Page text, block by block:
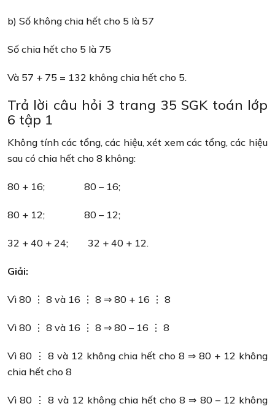
b) Số không chia hết cho 5 là 57
Số chia hết cho 5 là 75
Và 57 + 75 = 132 không chia hết cho 5.
Trả lời câu hỏi 3 trang 35 SGK toán lớp
6 tập 1
Không tính các tổng, các hiệu, xét xem các tổng, các hiệu
sau có chia hết cho 8 không:
80 + 16; 80 – 16;
80 + 12; 80 – 12;
32 + 40 + 24; 32 + 40 + 12.
Giải:
Vì 80 ⋮ 8 và 16 ⋮ 8 ⇒ 80 + 16 ⋮ 8
Vì 80 ⋮ 8 và 16 ⋮ 8 ⇒ 80 – 16 ⋮ 8
Vì 80 ⋮ 8 và 12 không chia hết cho 8 ⇒ 80 + 12 không
chia hết cho 8
Vì 80 ⋮ 8 và 12 không chia hết cho 8 ⇒ 80 – 12 không